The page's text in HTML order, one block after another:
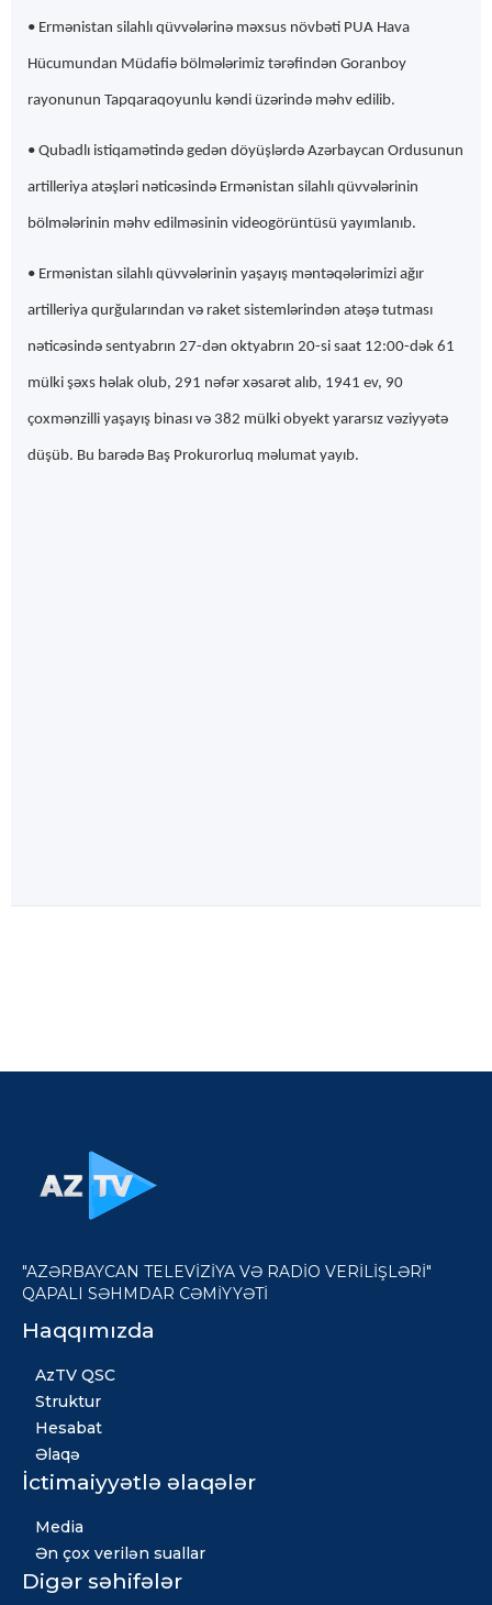
• Ermənistan silahlı qüvvələrinə məxsus növbəti PUA Hava
Hücumundan Müdafiə bölmələrimiz tərəfindən Goranboy
rayonunun Tapqaraqoyunlu kəndi üzərində məhv edilib.
• Qubadlı istiqamətində gedən döyüşlərdə Azərbaycan Ordusunun
artilleriya atəşləri nəticəsində Ermənistan silahlı qüvvələrinin
bölmələrinin məhv edilməsinin videogörüntüsü yayımlanıb.
• Ermənistan silahlı qüvvələrinin yaşayış məntəqələrimizi ağır
artilleriya qurğularından və raket sistemlərindən atəşə tutması
nəticəsində sentyabrın 27-dən oktyabrın 20-si saat 12:00-dək 61
mülki şəxs həlak olub, 291 nəfər xəsarət alıb, 1941 ev, 90
çoxmənzilli yaşayış binası və 382 mülki obyekt yararsız vəziyyətə
düşüb. Bu barədə Baş Prokurorluq məlumat yayıb.
"AZƏRBAYCAN TELEVİZİYA VƏ RADİO VERİLİŞLƏRİ"
QAPALI SƏHMDAR CƏMİYYƏTİ
Haqqımızda
AzTV QSC
Struktur
Hesabat
Əlaqə
İctimaiyyətlə əlaqələr
Media
Ən çox verilən suallar
Digər səhifələr